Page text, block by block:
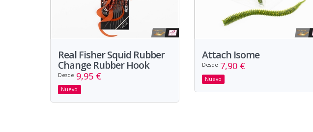
Real Fisher Squid Rubber
Change Rubber Hook
Desde 9,95 €
Nuevo
Attach Isome
Desde 7,90 €
Nuevo